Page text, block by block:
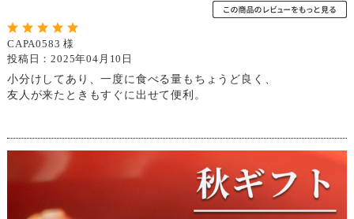
CAPA0583 様
投稿日：2025年04月10日
小分けしてあり、一度に食べる量もちょうど良く、
友人が来たときもすぐに出せて便利。